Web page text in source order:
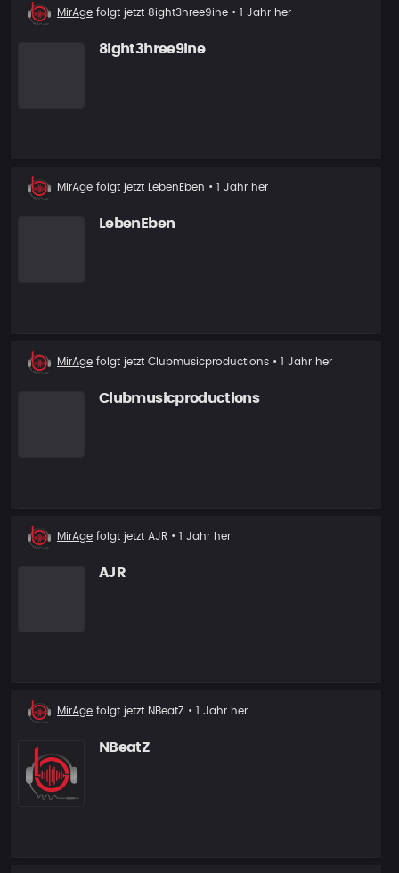
Neuer
Follower
MirAge folgt jetzt 8ight3hree9ine • 1 Jahr her
8ight3hree9ine
Neuer
Follower
MirAge folgt jetzt LebenEben • 1 Jahr her
LebenEben
Neuer
Follower
MirAge folgt jetzt Clubmusicproductions • 1 Jahr her
Clubmusicproductions
Neuer
Follower
MirAge folgt jetzt AJR • 1 Jahr her
AJR
Neuer
Follower
MirAge folgt jetzt NBeatZ • 1 Jahr her
NBeatZ